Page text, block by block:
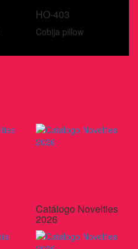
HO-403
Cobija pillow
Catálogo Novelties
2026